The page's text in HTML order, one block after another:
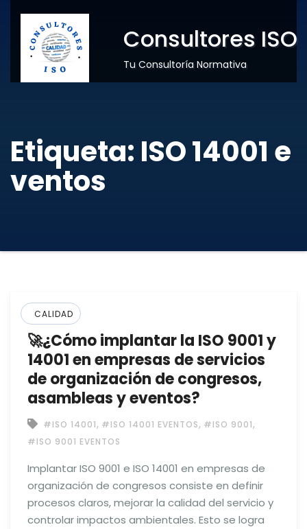
Consultores ISO
Tu Consultoría Normativa
Etiqueta: ISO 14001 e
ventos
CALIDAD
🚀¿Cómo implantar la ISO 9001 y
14001 en empresas de servicios
de organización de congresos,
asambleas y eventos?
#ISO 14001, #ISO 14001 EVENTOS, #ISO 9001,
#ISO 9001 EVENTOS
Implantar ISO 9001 e ISO 14001 en empresas de
organización de congresos consiste en definir
procesos claros, mejorar la calidad del servicio y
controlar impactos ambientales. Esto se logra